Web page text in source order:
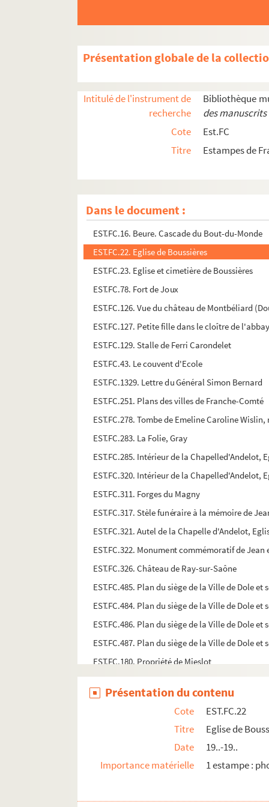
Présentation globale de la
Intitulé de l'instrument de
recherche
Bibliothèque
des
Cote
Est.FC
Titre
Estampes de
Dans le document :
EST.FC.M.200. Aquila
EST.FC.M.197. Portrait
EST.FC.4091. 15. Notre-Dame de Gray , gravée
EST.FC.1189. 1ère vue de Besançon, prise de
EST.FC.1190. 1ère vue de Besançon, prise de
EST.FC.4092. 26. Notre-Dame du Mont, gravée
EST.FC.53. Bloc de glace, Grotte de la Glacière
EST.FC.54. Bloc de glace, Grotte de la Glacière
EST.FC.55. Bloc de glace, Grotte de la Glacière
EST.FC.16. Beure. Cascade du Bout-du-Monde
EST.FC.22. Eglise de Boussières
EST.FC.23. Eglise et cimetière de Boussières
EST.FC.78. Fort de Joux
EST.FC.126. Vue du château de Montbéliard
EST.FC.127. Petite fille dans le cloître de
EST.FC.129. Stalle de Ferri Carondelet
EST.FC.43. Le couvent d'Ecole
EST.FC.1329. Lettre du Général Simon Bernard
EST.FC.251. Plans des villes de Franche-Comté
EST.FC.278. Tombe de Emeline Caroline
EST.FC.283. La Folie, Gray
EST.FC.285. Intérieur de la Chapelled'Andelot,
EST.FC.320. Intérieur de la Chapelled'Andelot,
EST.FC.311. Forges du Magny
EST.FC.317. Stèle funéraire à la mémoire de
EST.FC.321. Autel de la Chapelle d'Andelot,
EST.FC.322. Monument commémoratif de
EST.FC.326. Château de Ray-sur-Saône
EST.FC.485. Plan du siège de la Ville de Dole et
EST.FC.484. Plan du siège de la Ville de Dole et
EST.FC.486. Plan du siège de la Ville de Dole et
EST.FC.487. Plan du siège de la Ville de Dole et
EST.FC.180. Propriété de Mieslot
EST.FC.183. Chapelle Sainte-Hilaire, près du
EST.FC.184. Ruines du château de Roulans
EST.FC.873. Statue de Bacchus qui ornait la
EST.FC.1165. Château de Montmusard à Dijon
EST.FC.1174. Fouilles du théâtre romain de
EST.FC.1175. Fouilles du théâtre romain de
Présentation du contenu
Cote
EST.FC.22
Titre
Eglise de
Date
19..-19..
Importance matérielle
1 estampe :